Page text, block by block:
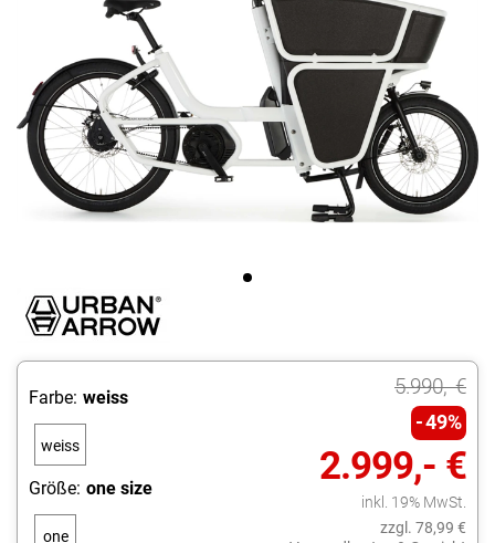
5.990,- €
49%
2.999,- €
inkl. 19% MwSt.
zzgl. 78,99 €
Farbe: weiss
weiss
Größe: one size
one